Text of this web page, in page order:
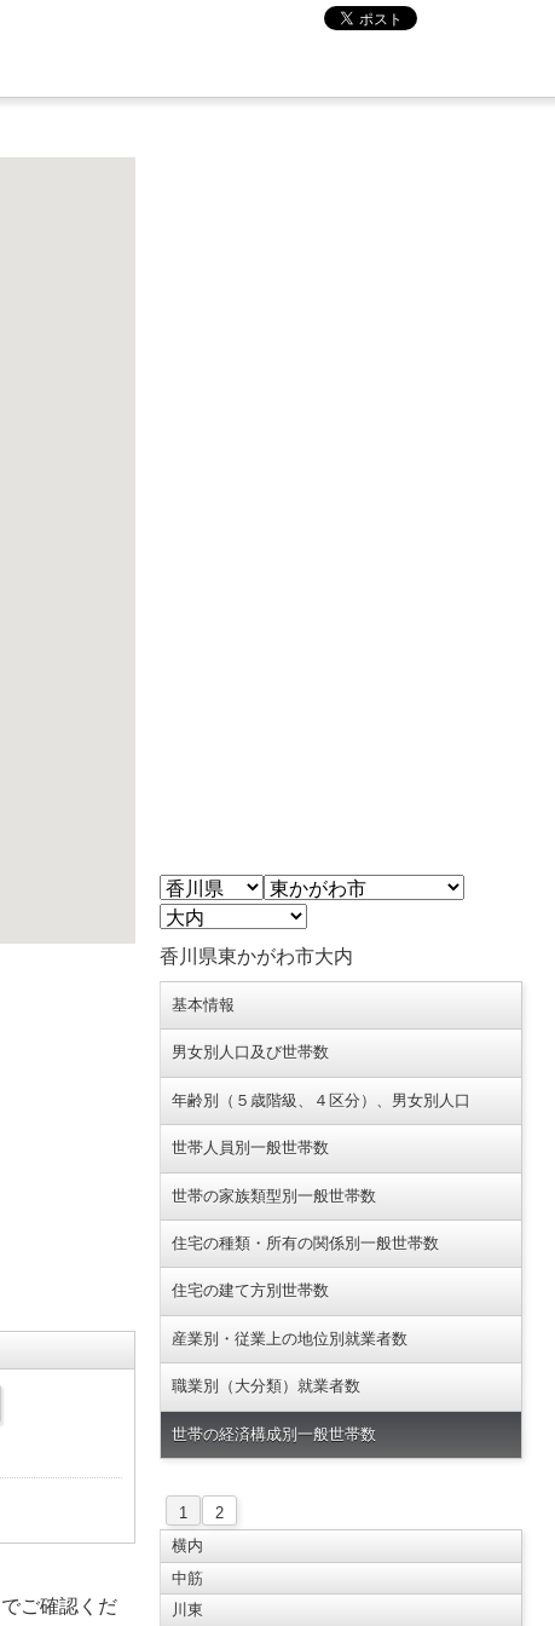
でご確認くだ
香川県東かがわ市大内
基本情報
男女別人口及び世帯数
年齢別（５歳階級、４区分）、男女別人口
世帯人員別一般世帯数
世帯の家族類型別一般世帯数
住宅の種類・所有の関係別一般世帯数
住宅の建て方別世帯数
産業別・従業上の地位別就業者数
職業別（大分類）就業者数
世帯の経済構成別一般世帯数
1
2
横内
中筋
川東